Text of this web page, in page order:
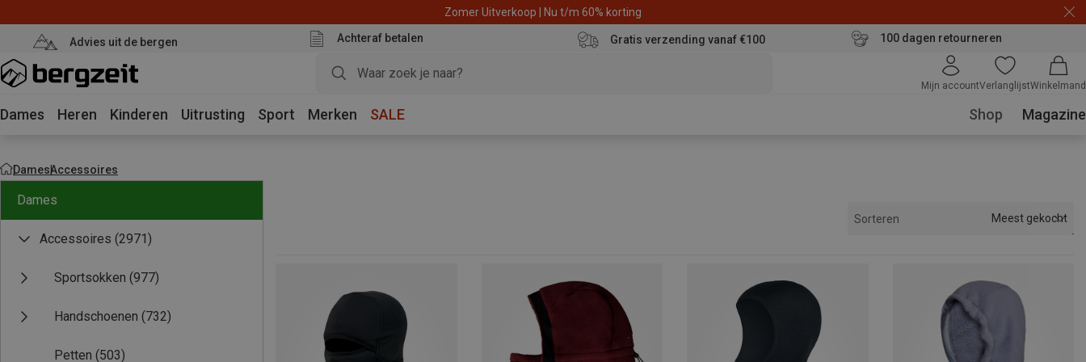
Zomer Uitverkoop | Nu t/m 60% korting
Advies uit de bergen Achteraf betalen Gratis verzending vanaf €100 100 dagen retourneren
Mijn accountVerlanglijstWinkelmand
Dames Heren Kinderen Uitrusting Sport Merken SALE Shop Magazine
DamesAccessoires
Dames
Accessoires (2971)
Sportsokken (977)
Handschoenen (732)
Petten (503)
Sorteren Meest gekocht